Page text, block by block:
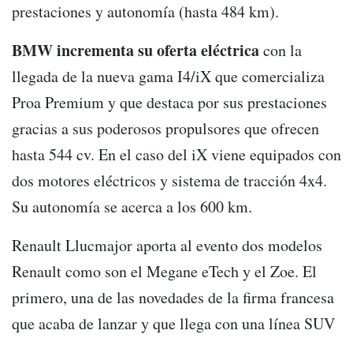
prestaciones y autonomía (hasta 484 km).
BMW incrementa su oferta eléctricacon la
llegada de la nueva gama I4/iX que comercializa
Proa Premium y que destaca por sus prestaciones
gracias a sus poderosos propulsores que ofrecen
hasta 544 cv. En el caso del iX viene equipados con
dos motores eléctricos y sistema de tracción 4x4.
Su autonomía se acerca a los 600 km.
Renault Llucmajor aporta al evento dos modelos
Renault como son el Megane eTech y el Zoe. El
primero, una de las novedades de la firma francesa
que acaba de lanzar y que llega con una línea SUV